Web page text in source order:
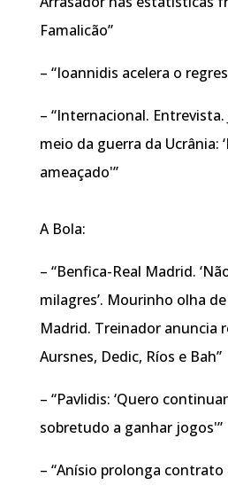
Famalicão”
– “Ioannidis acelera o
– “Internacional. Entrevista.
meio da guerra da Ucrânia:
ameaçado'”
A Bola:
– “Benfica-Real Madrid.
milagres’. Mourinho olha
Madrid. Treinador anuncia
Aursnes, Dedic, Ríos e Bah”
– “Pavlidis: ‘Quero
sobretudo a ganhar jogos'”
– “Anísio prolonga contrato